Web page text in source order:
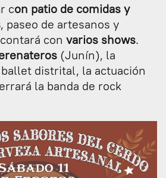
con patio de comidas y
, paseo de artesanos y
con varios shows.
(Junín), la
distrital, la actuación
la banda de rock